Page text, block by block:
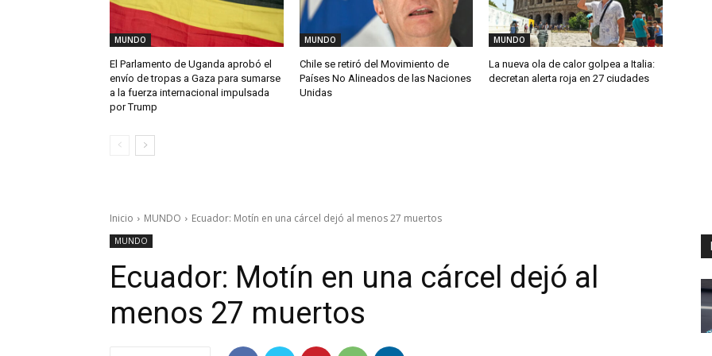
MUNDO
El Parlamento de Uganda aprobó el
envío de tropas a Gaza para sumarse
a la fuerza internacional impulsada
por Trump
MUNDO
Chile se retiró del Movimiento de
Países No Alineados de las Naciones
Unidas
MUNDO
La nueva ola de calor golpea a Italia:
decretan alerta roja en 27 ciudades